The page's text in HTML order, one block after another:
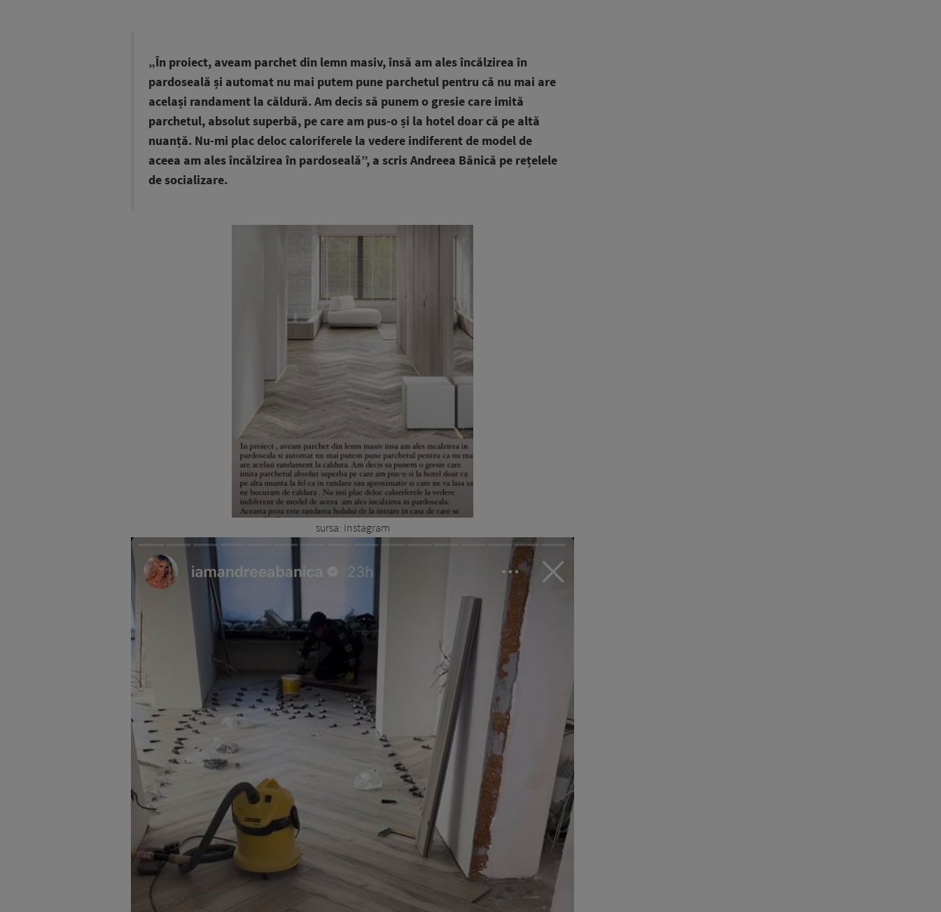
„În proiect, aveam parchet din lemn masiv, însă am ales încălzirea în
pardoseală și automat nu mai putem pune parchetul pentru că nu mai are
același randament la căldură. Am decis să punem o gresie care imită
parchetul, absolut superbă, pe care am pus-o și la hotel doar că pe altă
nuanță. Nu-mi plac deloc caloriferele la vedere indiferent de model de
aceea am ales încălzirea în pardoseală”, a scris Andreea Bănică pe rețelele
de socializare.
sursa: Instagram